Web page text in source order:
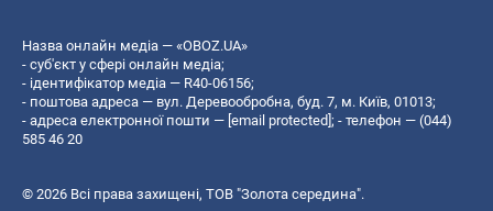
Назва онлайн медіа — «OBOZ.UA»
- суб'єкт у сфері онлайн медіа;
- ідентифікатор медіа — R40-06156;
- поштова адреса — вул. Деревообробна, буд. 7, м. Київ, 01013;
- адреса електронної пошти — [email protected]; - телефон — (044)
585 46 20
© 2026 Всі права захищені, ТОВ "Золота середина".